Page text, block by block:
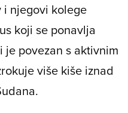
njegovi kolege
koji se ponavlja
povezan s aktivnim
više kiše iznad